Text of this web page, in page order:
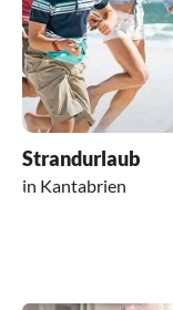
Strandurlaub
in Kantabrien